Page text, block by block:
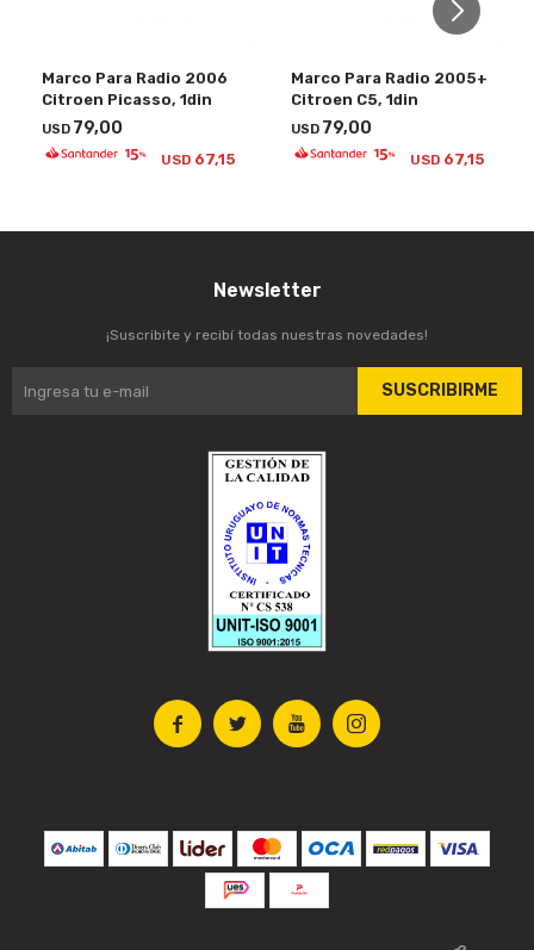
Marco Para Radio 2006
Citroen Picasso, 1din
USD 79,00
USD 67,15
Marco Para Radio 2005+
Citroen C5, 1din
USD 79,00
USD 67,15
   
Newsletter
¡Suscribite y recibí todas nuestras novedades!
SUSCRIBIRME